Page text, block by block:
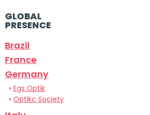
GLOBAL
PRESENCE
Brazil
France
Germany
• Egs Optik
• Optikc Society